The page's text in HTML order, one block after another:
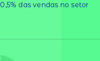
das vendas no setor